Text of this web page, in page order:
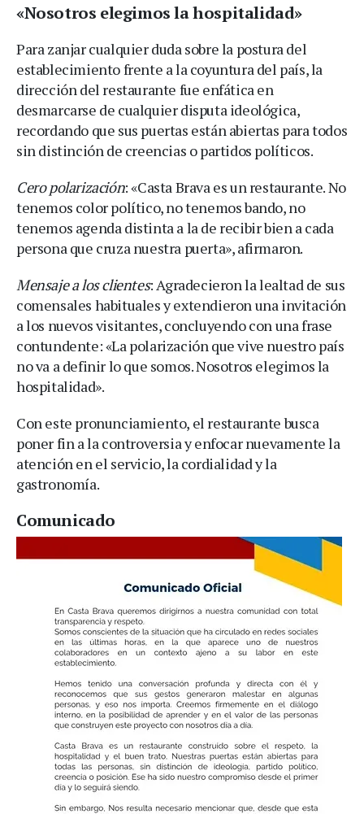
«Nosotros elegimos la hospitalidad»
Para zanjar cualquier duda sobre la postura del
establecimiento frente a la coyuntura del país, la
dirección del restaurante fue enfática en
desmarcarse de cualquier disputa ideológica,
recordando que sus puertas están abiertas para todos
sin distinción de creencias o partidos políticos.
Cero polarización: «Casta Brava es un restaurante. No
tenemos color político, no tenemos bando, no
tenemos agenda distinta a la de recibir bien a cada
persona que cruza nuestra puerta», afirmaron.
Mensaje a los clientes: Agradecieron la lealtad de sus
comensales habituales y extendieron una invitación
a los nuevos visitantes, concluyendo con una frase
contundente: «La polarización que vive nuestro país
no va a definir lo que somos. Nosotros elegimos la
hospitalidad».
Con este pronunciamiento, el restaurante busca
poner fin a la controversia y enfocar nuevamente la
atención en el servicio, la cordialidad y la
gastronomía.
Comunicado